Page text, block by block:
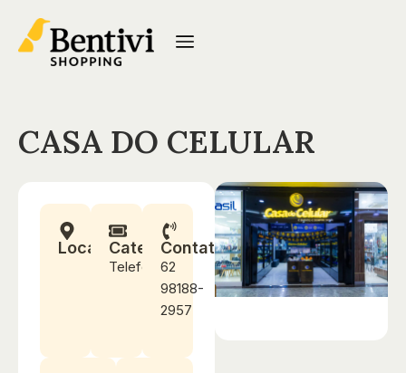
CASA DO CELULAR
LocalizaçãoCategoria
Telefonia
Contato
62
98188-
2957